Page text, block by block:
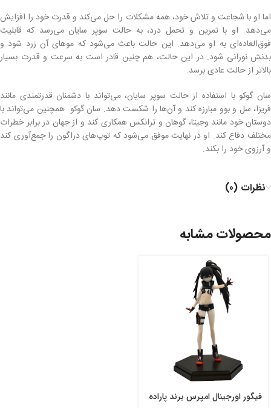
اما او با شجاعت و تلاش خود، همه مشکلات را حل می‌کند و قدرت خود را افزایش
می‌دهد. او با تمرین و تحمل درد، به حالت سوپر سایان می‌رسد که قابلیت
فوق‌العاده‌ای به او می‌دهد. این حالت باعث می‌شود که موهای آن زرد شود و
بدنش نورانی شود. در این حالت، هم چنین قادر است به سرعت و قدرت بسیار
بالاتر از حالت عادی برسد.
سان گوکو با استفاده از حالت سوپر سایان، می‌تواند با دشمنان قدرتمندی مانند
فریزا، سل و بوو مبارزه کند و آن‌ها را شکست دهد. سان گوکو همچنین می‌تواند با
دوستان خود مانند وجیتا، گوهان و ترانکس همکاری کند و از جهان در برابر خطرات
مختلف دفاع کند. او در نهایت موفق می‌شود که توپ‌های دراگون را جمع‌آوری کند
و آرزوی خود را بکند.
نظرات (0)
محصولات مشابه
فیگور اورجینال امپرس برند پاراده